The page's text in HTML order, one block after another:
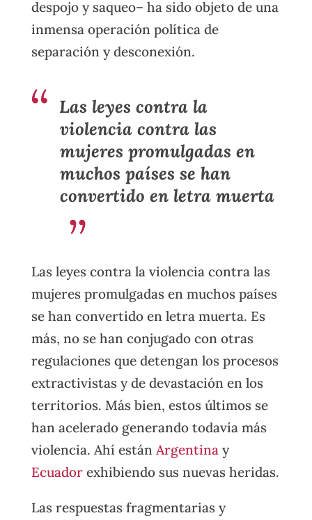
despojo y saqueo– ha sido objeto de una
inmensa operación política de
separación y desconexión.
Las leyes contra la
violencia contra las
mujeres promulgadas en
muchos países se han
convertido en letra muerta
Las leyes contra la violencia contra las
mujeres promulgadas en muchos países
se han convertido en letra muerta. Es
más, no se han conjugado con otras
regulaciones que detengan los procesos
extractivistas y de devastación en los
territorios. Más bien, estos últimos se
han acelerado generando todavía más
violencia. Ahí están Argentinay
Ecuadorexhibiendo sus nuevas heridas.
Las respuestas fragmentarias y